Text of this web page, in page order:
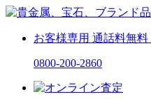
お客様専用 通話料無料
0800-200-2860